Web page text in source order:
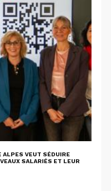
VEUT SÉDUIRE
SALARIÉS ET LEUR